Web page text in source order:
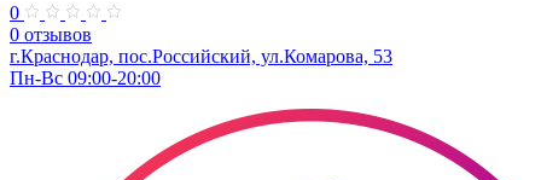
0
0 отзывов
г.Краснодар, пос.Российский, ул.Комарова, 53
Пн-Вс 09:00-20:00